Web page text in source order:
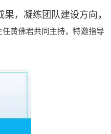
，凝练团队建设方向，
黄佛君共同主持，特邀指导